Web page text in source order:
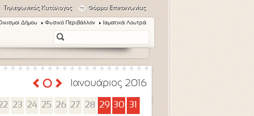
Τηλεφωνικός Κατάλογος Φόρμα Επικοινωνίας
Δήμου Φυσικό Περιβάλλον Ιαματικά Λουτρά
Ιανουάριος 2016
23 24 25 26 27 28 29 30 31